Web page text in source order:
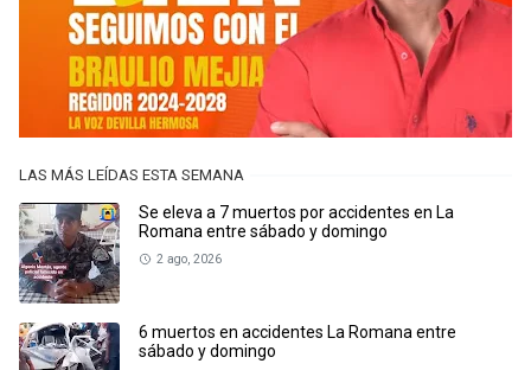
LAS MÁS LEÍDAS ESTA SEMANA
Se eleva a 7 muertos por accidentes en La
Romana entre sábado y domingo
2 ago, 2026
6 muertos en accidentes La Romana entre
sábado y domingo